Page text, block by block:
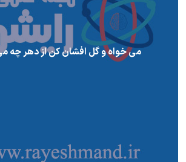
می خواه و گل افشان کن از دهر چه